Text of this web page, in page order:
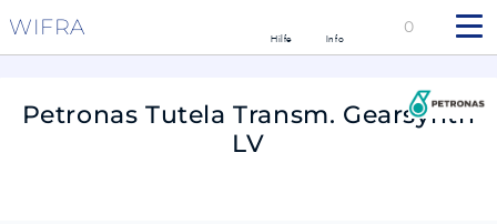
WIFRA Hilfe Info
0
Petronas Tutela Transm. Gearsynth
LV